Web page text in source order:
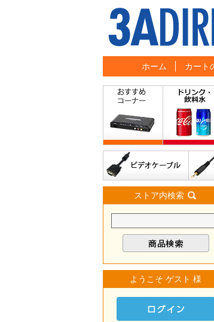
ホーム カート
ストア内検索
ようこそ ゲスト 様